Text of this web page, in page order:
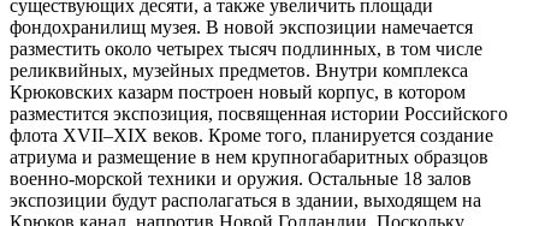
существующих десяти, а также увеличить площади
фондохранилищ музея. В новой экспозиции намечается
разместить около четырех тысяч подлинных, в том числе
реликвийных, музейных предметов. Внутри комплекса
Крюковских казарм построен новый корпус, в котором
разместится экспозиция, посвященная истории Российского
флота XVII–XIX веков. Кроме того, планируется создание
атриума и размещение в нем крупногабаритных образцов
военно-морской техники и оружия. Остальные 18 залов
экспозиции будут располагаться в здании, выходящем на
Крюков канал, напротив Новой Голландии. Поскольку